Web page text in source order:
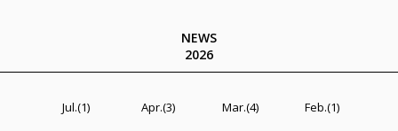
NEWS
2026
Jul.(1) Apr.(3) Mar.(4) Feb.(1)